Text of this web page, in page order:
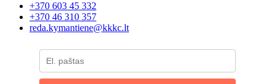
+370 603 45 332
+370 46 310 357
reda.kymantiene@kkkc.lt